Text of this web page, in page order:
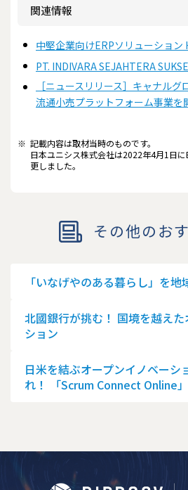
関連情報
中堅企業向けERPソリューション
PT. INDIVARA SEJAHTERA
［ニュースリリース］キャナル
流通小売プラットフォーム事業を
※ 記載内容は取材当時のものです。
日本ユニシス株式会社は2022年4月1日
更しました。
その他のお
「いなげやのある暮らし」を
北國銀行が挑む！ 国境を越え
ション
日米を結ぶオープンイノベーシ
れ！ 「Scrum Connect Online